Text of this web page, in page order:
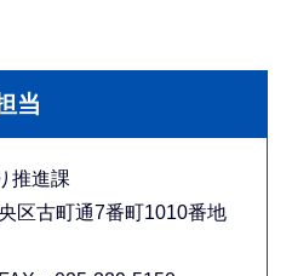
当
推進課
区古町通7番町1010番地